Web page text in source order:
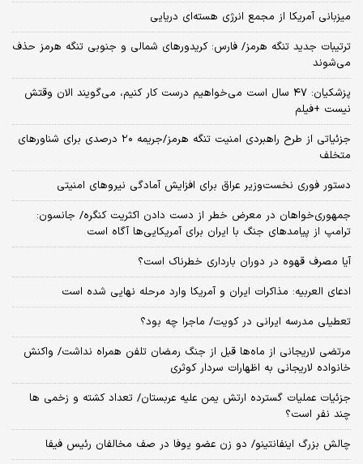
میزبانی آمریکا از مجمع انرژی هسته‌ای دریایی
ترتیبات جدید تنگه هرمز/ فارس: کریدورهای شمالی و جنوبی تنگه هرمز حذف
می‌شوند
پزشکیان: ۴۷ سال است می‌خواهیم درست کار کنیم، می‌گویند الان وقتش
نیست +فیلم
جزئیاتی از طرح راهبردی امنیت تنگه هرمز/جریمه ۲۰ درصدی برای شناورهای
متخلف
دستور فوری نخست‌وزیر عراق برای افزایش آمادگی نیروهای امنیتی
جمهوری‌خواهان در معرض خطر از دست دادن اکثریت کنگره/ جانسون:
ترامپ از پیامدهای جنگ با ایران برای آمریکایی‌ها آگاه است
آیا مصرف قهوه در دوران بارداری خطرناک است؟
ادعای العربیه: مذاکرات ایران و آمریکا وارد مرحله نهایی شده است
تعطیلی مدرسه ایرانی در کویت/ ماجرا چه بود؟
مرتضی لاریجانی از ماه‌ها قبل از جنگ رمضان تلفن همراه نداشت/ واکنش
خانواده لاریجانی به اظهارات سردار کوثری
جزئیات عملیات گسترده ارتش یمن علیه عربستان/ تعداد کشته و زخمی ها
چند نفر است؟
چالش بزرگ اینفانتینو/ دو زن عضو یوفا در صف مخالفان رئیس فیفا